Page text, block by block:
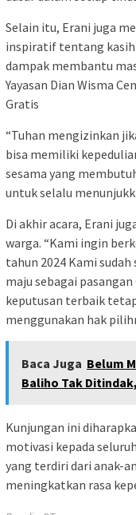
Selain itu, Erani juga
inspiratif tentang kasih
dampak membantu
Yayasan Dian Wisma
Gratis
“Tuhan mengizinkan
bisa memiliki
sesama yang
untuk selalu
Di akhir acara, Erani
warga. “Kami ingin
tahun 2024 Kami
maju sebagai
keputusan terbaik
menggunakan hak
Baca Juga Belum
Baliho Tak
Kunjungan ini
motivasi kepada
yang terdiri dari anak-
meningkatkan rasa